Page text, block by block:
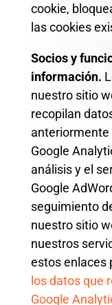
cookie,
las cookies
Socios y
información.
nuestro sitio
recopilan
anteriormente
Google
análisis y el
Google
seguimiento
nuestro sitio
nuestros
estos enlaces
los datos que
Google